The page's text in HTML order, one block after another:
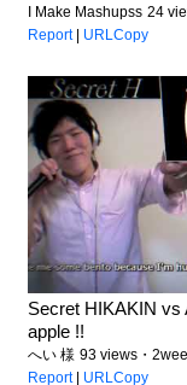
I Make Mashupss 24
Report| URLCopy
Secret HIKAKIN
apple !!
へい 様 93 views・
Report| URLCopy